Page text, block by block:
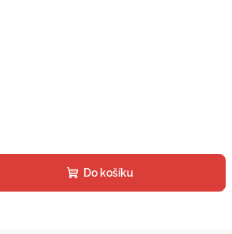
Do košíku